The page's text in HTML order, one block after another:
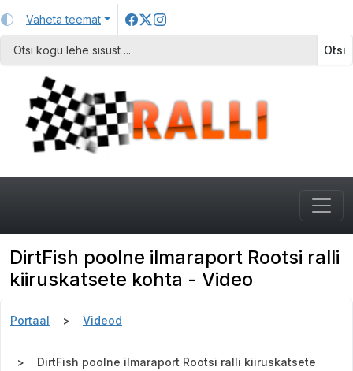
Vaheta teemat
Otsi
DirtFish poolne ilmaraport Rootsi ralli
kiiruskatsete kohta - Video
Portaal Videod
DirtFish poolne ilmaraport Rootsi ralli kiiruskatsete